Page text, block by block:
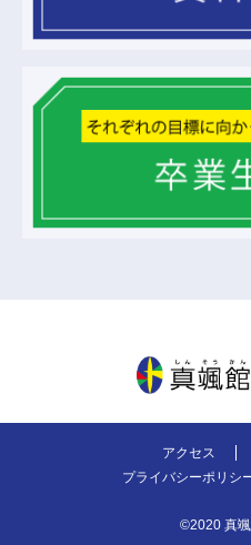
アクセス
プライバシーポリシ
©2020 真